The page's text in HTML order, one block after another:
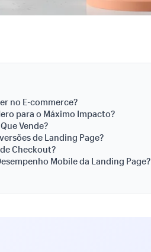
no E-commerce?
para o Máximo Impacto?
Vende?
de Landing Page?
Checkout?
Mobile da Landing Page?